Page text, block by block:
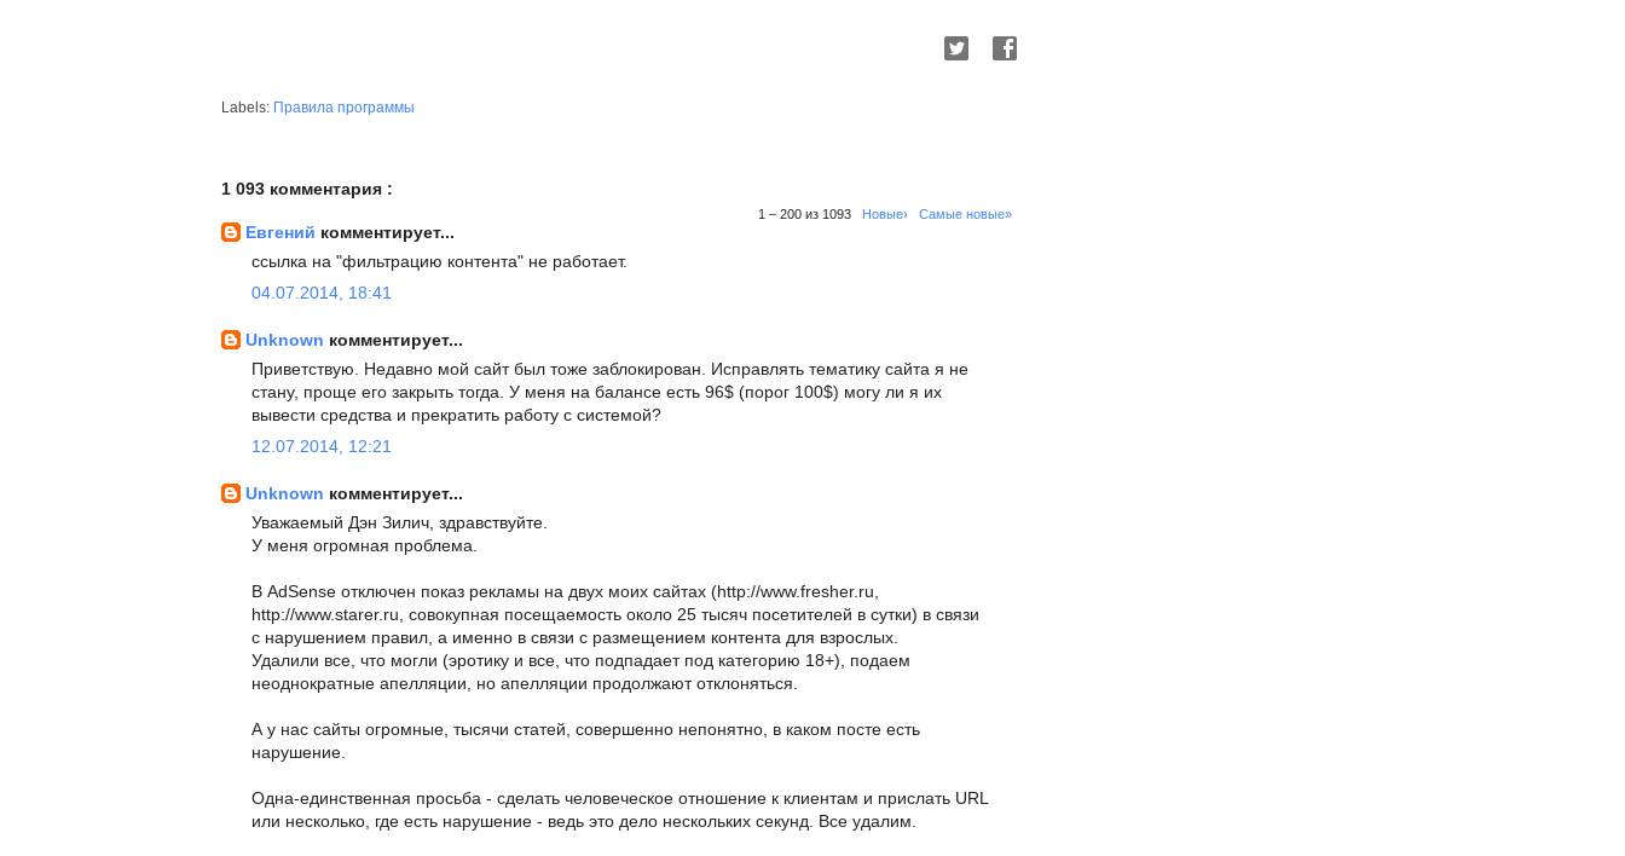
Labels: Правила программы
1 093 комментария :
1 – 200 из 1093 Новые› Самые новые»
Евгений комментирует...
ссылка на "фильтрацию контента" не работает.
04.07.2014, 18:41
Unknown комментирует...
Приветствую. Недавно мой сайт был тоже заблокирован. Исправлять тематику сайта я не
стану, проще его закрыть тогда. У меня на балансе есть 96$ (порог 100$) могу ли я их
вывести средства и прекратить работу с системой?
12.07.2014, 12:21
Unknown комментирует...
Уважаемый Дэн Зилич, здравствуйте.
У меня огромная проблема.
В AdSense отключен показ рекламы на двух моих сайтах (http://www.fresher.ru,
http://www.starer.ru, совокупная посещаемость около 25 тысяч посетителей в сутки) в связи
с нарушением правил, а именно в связи с размещением контента для взрослых.
Удалили все, что могли (эротику и все, что подпадает под категорию 18+), подаем
неоднократные апелляции, но апелляции продолжают отклоняться.
А у нас сайты огромные, тысячи статей, совершенно непонятно, в каком посте есть
нарушение.
Одна-единственная просьба - сделать человеческое отношение к клиентам и прислать URL
или несколько, где есть нарушение - ведь это дело нескольких секунд. Все удалим.